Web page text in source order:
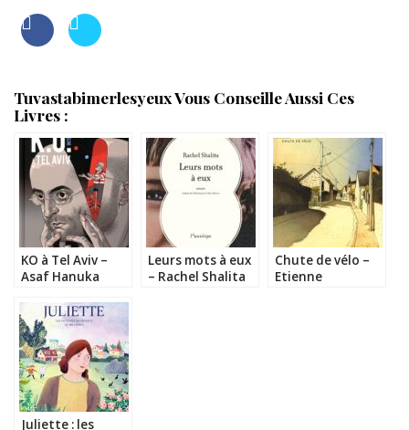
Tuvastabimerlesyeux Vous Conseille Aussi Ces
Livres :
KO à Tel Aviv –
Asaf Hanuka
Leurs mots à eux
– Rachel Shalita
Chute de vélo –
Etienne
Juliette : les